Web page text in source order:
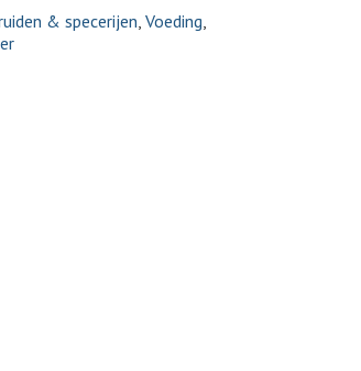
& specerijen, Voeding,